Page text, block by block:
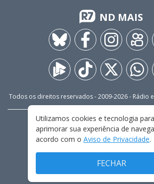
ND MAIS
Todos os direitos reservados - 2009-2026- Rádio
FALE CONOSCO
TERMOS E CONDIÇÕES DE USO
Utilizamos cookies e tecnologia para
aprimorar sua experiência de
acordo com o Aviso de Privacidade.
FECHAR